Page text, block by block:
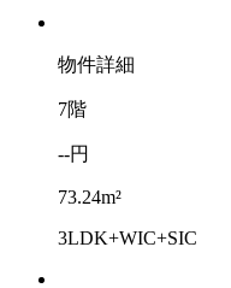
物件詳細
7階
--円
73.24m²
3LDK+WIC+SIC